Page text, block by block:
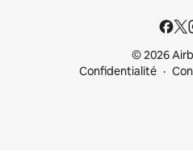
© 2026
Confidentialité